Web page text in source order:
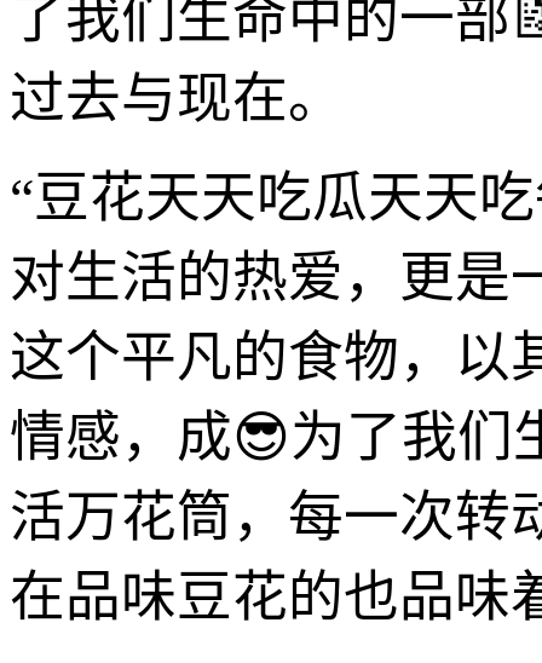
了我们生命中的一部
过去与现在。
“豆花天天吃瓜天天
对生活的热爱，更是
这个平凡的食物，以
情感，成😎为了我们
活万花筒，每一次转
在品味豆花的也品味